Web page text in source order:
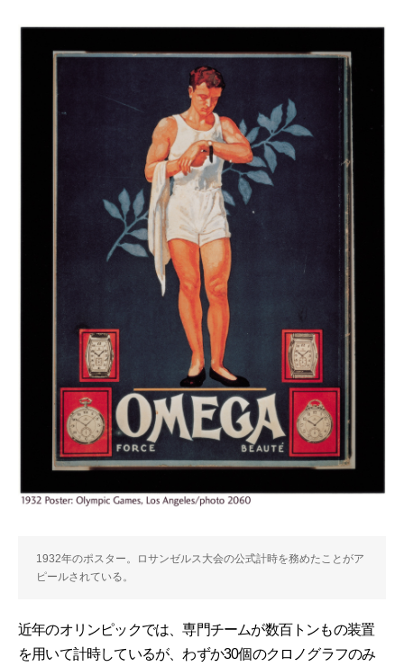
1932年のポスター。ロサンゼルス大会の公式計時を務めたことがア
ピールされている。
近年のオリンピックでは、専門チームが数百トンもの装置
を用いて計時しているが、わずか30個のクロノグラフのみ